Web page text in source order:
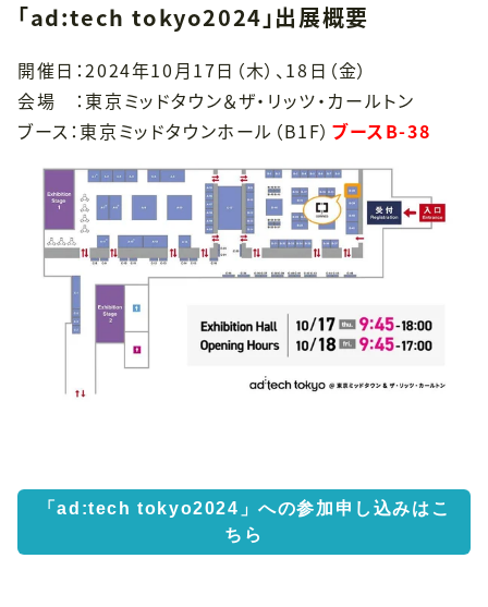
「ad:tech tokyo2024」出展概要
開催日：2024年10月17日（木）、18日（金）
会場 ：東京ミッドタウン＆ザ・リッツ・カールトン
ブース：東京ミッドタウンホール（B1F） ブースB-38
「ad:tech tokyo2024」への参加申し込みはこ
ちら